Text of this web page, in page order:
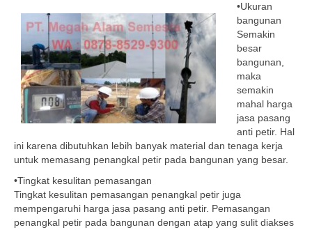
•Ukuran
bangunan
Semakin
besar
bangunan,
maka
semakin
mahal harga
jasa pasang
anti petir. Hal
ini karena dibutuhkan lebih banyak material dan tenaga kerja
untuk memasang penangkal petir pada bangunan yang besar.
•Tingkat kesulitan pemasangan
Tingkat kesulitan pemasangan penangkal petir juga
mempengaruhi harga jasa pasang anti petir. Pemasangan
penangkal petir pada bangunan dengan atap yang sulit diakses